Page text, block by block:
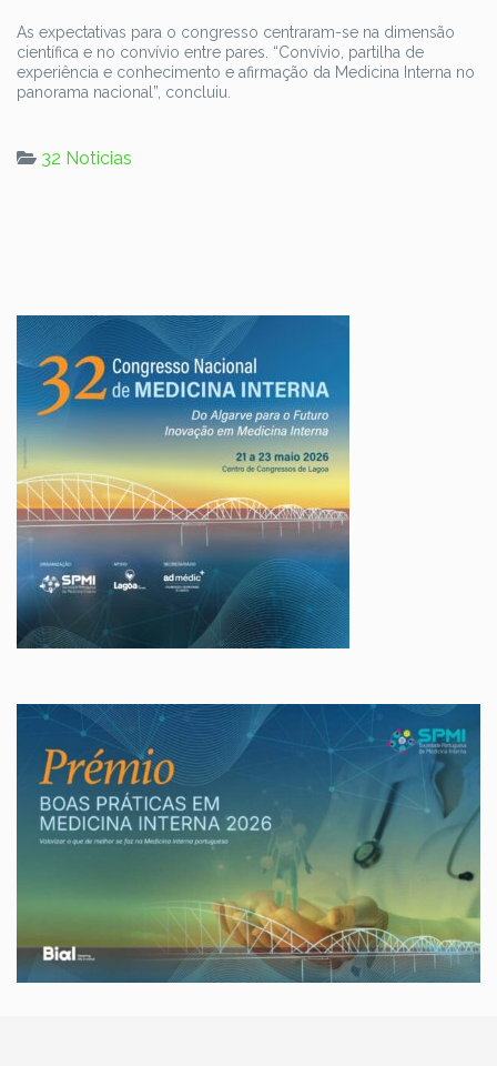
As expectativas para o congresso centraram-se na dimensão
científica e no convívio entre pares. “Convívio, partilha de
experiência e conhecimento e afirmação da Medicina Interna no
panorama nacional”, concluiu.
32 Noticias